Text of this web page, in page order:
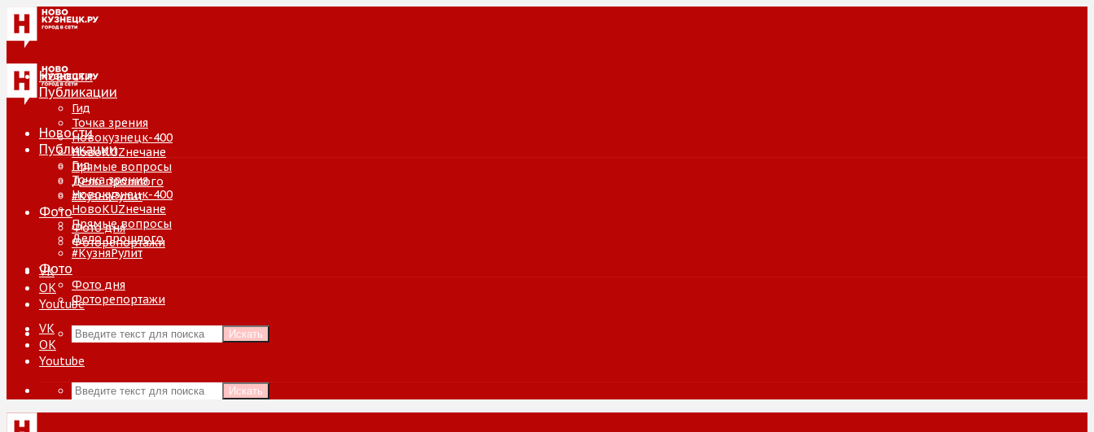
Новости
Публикации
Гид
Точка зрения
Новокузнецк-400
НовоKUZнечане
Прямые вопросы
Дело прошлого
#КузняРулит
Фото
Фото дня
Фоторепортажи
VK
ОК
Youtube
Искать
Новости
Публикации
Гид
Точка зрения
Новокузнецк-400
НовоKUZнечане
Прямые вопросы
Дело прошлого
#КузняРулит
Фото
Фото дня
Фоторепортажи
VK
ОК
Youtube
Искать